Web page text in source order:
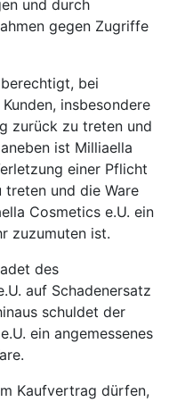
und durch
gegen Zugriffe
bei
insbesondere
zurück zu treten und
ist Milliaella
einer Pflicht
treten und die Ware
Cosmetics e.U. ein
zuzumuten ist.
des
auf Schadenersatz
schuldet der
ein angemessenes
Kaufvertrag dürfen,